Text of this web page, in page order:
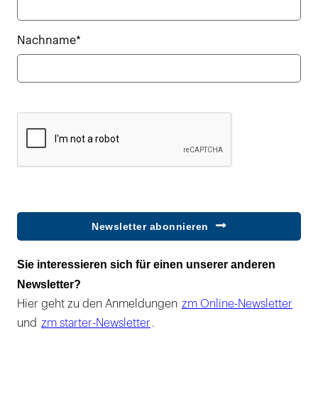
Nachname*
Newsletter abonnieren
Sie interessieren sich für einen unserer anderen
Newsletter?
Hier geht zu den Anmeldungen zm Online-Newsletter
und zm starter-Newsletter .